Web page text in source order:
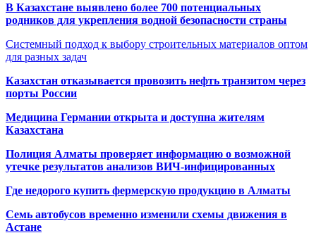
В Казахстане выявлено более 700 потенциальных
родников для укрепления водной безопасности страны
Системный подход к выбору строительных материалов оптом
для разных задач
Казахстан отказывается провозить нефть транзитом через
порты России
Медицина Германии открыта и доступна жителям
Казахстана
Полиция Алматы проверяет информацию о возможной
утечке результатов анализов ВИЧ-инфицированных
Где недорого купить фермерскую продукцию в Алматы
Семь автобусов временно изменили схемы движения в
Астане